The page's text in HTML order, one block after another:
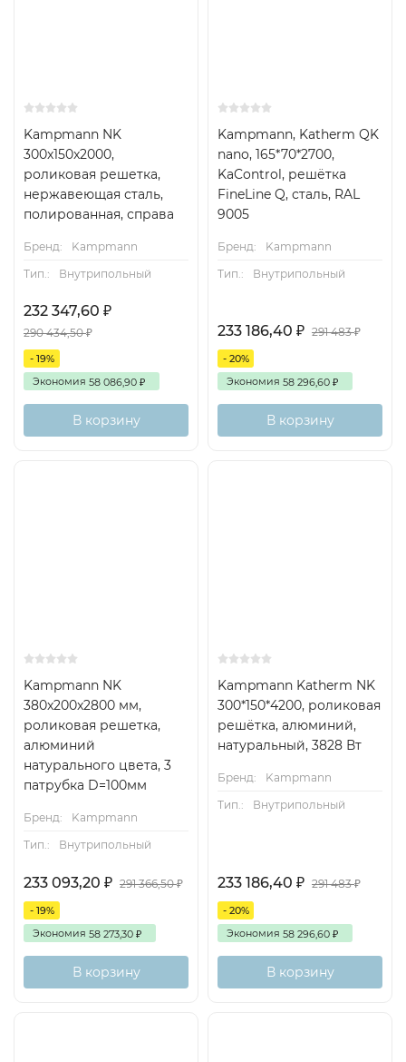
Kampmann NK
300x150x2000,
роликовая решетка,
нержавеющая сталь,
полированная, справа
Бренд:
Kampmann
Тип.:
Внутрипольный
232 347,60 ₽
290 434,50₽
- 19%
Экономия 58 086,90 ₽
В корзину
Kampmann, Katherm QK
nano, 165*70*2700,
KaControl, решётка
FineLine Q, сталь, RAL
9005
Бренд:
Kampmann
Тип.:
Внутрипольный
233 186,40 ₽ 291 483₽
- 20%
Экономия 58 296,60 ₽
В корзину
Kampmann NK
380x200x2800 мм,
роликовая решетка,
алюминий
натурального цвета, 3
патрубка D=100мм
Бренд:
Kampmann
Тип.:
Внутрипольный
233 093,20 ₽ 291 366,50₽
- 19%
Экономия 58 273,30 ₽
В корзину
Kampmann Katherm NK
300*150*4200, роликовая
решётка, алюминий,
натуральный, 3828 Вт
Бренд:
Kampmann
Тип.:
Внутрипольный
233 186,40 ₽ 291 483₽
- 20%
Экономия 58 296,60 ₽
В корзину